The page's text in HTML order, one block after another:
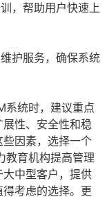
，帮助用户快速上
护服务，确保系统
系统时，建议重点
性、安全性和稳
因素，选择一个
教育机构提高管理
中型客户，提供
考虑的选择。更